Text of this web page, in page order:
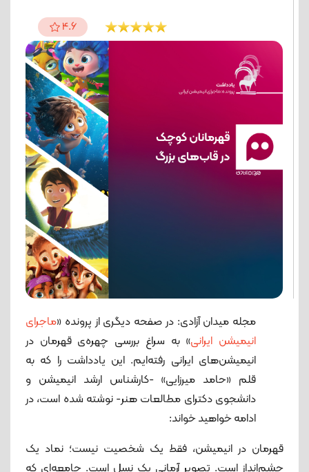
4.6
مجله میدان آزادی: در صفحه دیگری از پرونده «ماجرای
انیمیشن ایرانی» به سراغ بررسی چهره‌ی قهرمان در
انیمیشن‌های ایرانی رفته‌ایم. این یادداشت را که به
قلم «حامد میرزایی» -کارشناس ارشد انیمیشن و
دانشجوی دکترای مطالعات هنر- نوشته شده است، در
ادامه خواهید خواند:
قهرمان در انیمیشن، فقط یک شخصیت نیست؛ نماد یک
چشم‌انداز است. تصویر آرمانی یک نسل است. جامعه‌ای که